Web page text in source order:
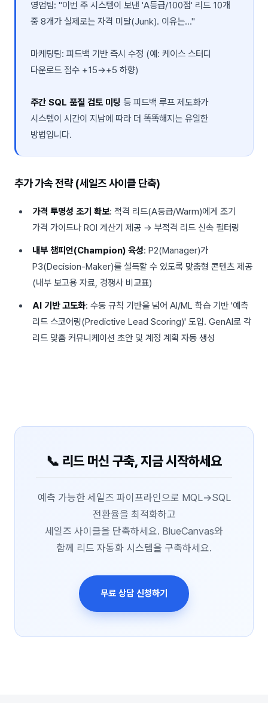
영업팀: "이번 주 시스템이 보낸 'A등급/100점' 리드 10개
중 8개가 실제로는 자격 미달(Junk). 이유는..."
마케팅팀: 피드백 기반 즉시 수정 (예: 케이스 스터디
다운로드 점수 +15→+5 하향)
주간 SQL 품질 검토 미팅 등 피드백 루프 제도화가
시스템이 시간이 지남에 따라 더 똑똑해지는 유일한
방법입니다.
추가 가속 전략 (세일즈 사이클 단축)
가격 투명성 조기 확보: 적격 리드(A등급/Warm)에게 조기
가격 가이드나 ROI 계산기 제공 → 부적격 리드 신속 필터링
내부 챔피언(Champion) 육성: P2(Manager)가
P3(Decision-Maker)를 설득할 수 있도록 맞춤형 콘텐츠 제공
(내부 보고용 자료, 경쟁사 비교표)
AI 기반 고도화: 수동 규칙 기반을 넘어 AI/ML 학습 기반 '예측
리드 스코어링(Predictive Lead Scoring)' 도입. GenAI로 각
리드 맞춤 커뮤니케이션 초안 및 계정 계획 자동 생성
📞 리드 머신 구축, 지금 시작하세요
예측 가능한 세일즈 파이프라인으로 MQL→SQL
전환율을 최적화하고
세일즈 사이클을 단축하세요. BlueCanvas와
함께 리드 자동화 시스템을 구축하세요.
무료 상담 신청하기